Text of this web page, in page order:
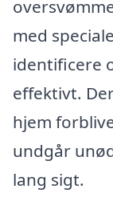
med
identificere
effektivt.
hjem
undgår
lang sigt.